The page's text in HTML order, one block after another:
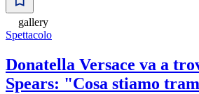
gallery
Spettacolo
Donatella Versace va a
Spears: "Cosa stiamo